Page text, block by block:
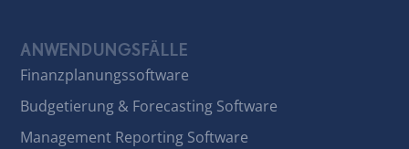
ANWENDUNGSFÄLLE
Finanzplanungssoftware
Budgetierung & Forecasting Software
Management Reporting Software